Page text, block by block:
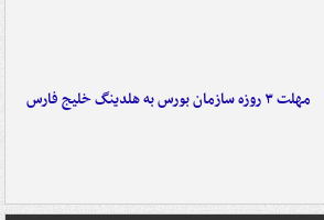
مهلت ۳ روزه سازمان بورس به هلدینگ خلیج فارس